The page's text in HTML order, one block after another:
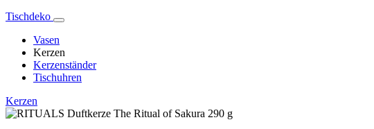
Tischdeko
Vasen
Kerzen
Kerzenständer
Tischuhren
Kerzen